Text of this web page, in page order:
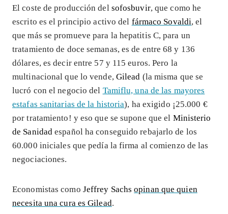
El coste de producción del sofosbuvir, que como he
escrito es el principio activo del fármaco Sovaldi, el
que más se promueve para la hepatitis C, para un
tratamiento de doce semanas, es de entre 68 y 136
dólares, es decir entre 57 y 115 euros. Pero la
multinacional que lo vende, Gilead (la misma que se
lucró con el negocio del Tamiflu, una de las mayores
estafas sanitarias de la historia), ha exigido ¡25.000 €
por tratamiento! y eso que se supone que el Ministerio
de Sanidad español ha conseguido rebajarlo de los
60.000 iniciales que pedía la firma al comienzo de las
negociaciones.
Economistas como Jeffrey Sachs opinan que quien
necesita una cura es Gilead.